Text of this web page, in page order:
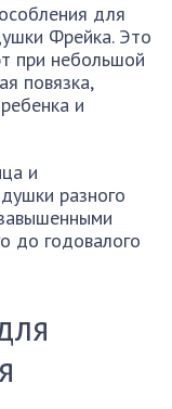
для
Фрейка. Это
при небольшой
повязка,
и
и
разного
до годовалого